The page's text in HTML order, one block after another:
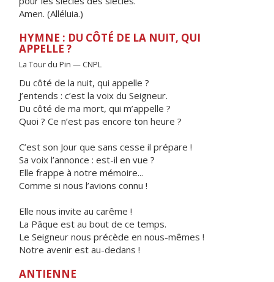
Amen. (Alléluia.)
HYMNE : DU CÔTÉ DE LA NUIT, QUI
APPELLE ?
La Tour du Pin — CNPL
Du côté de la nuit, qui appelle ?
J’entends : c’est la voix du Seigneur.
Du côté de ma mort, qui m’appelle ?
Quoi ? Ce n’est pas encore ton heure ?
C’est son Jour que sans cesse il prépare !
Sa voix l’annonce : est-il en vue ?
Elle frappe à notre mémoire...
Comme si nous l’avions connu !
Elle nous invite au carême !
La Pâque est au bout de ce temps.
Le Seigneur nous précède en nous-mêmes !
Notre avenir est au-dedans !
ANTIENNE